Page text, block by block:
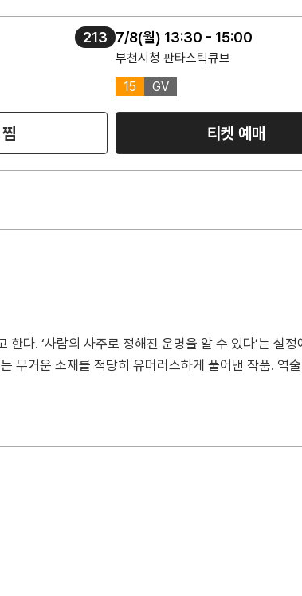
213 7/8(월) 13:30 - 15:00
부천시청 판타스틱큐브
15
GV
티켓 예매
다. ‘사람의 사주로 정해진 운명을 알 수 있다’는 설
무거운 소재를 적당히 유머러스하게 풀어낸 작품. 역